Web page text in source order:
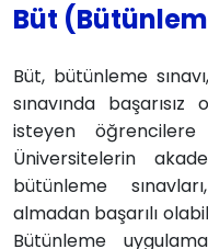
Büt
Büt, bütünleme
sınavında
isteyen öğrencilere
Üniversitelerin
bütünleme
almadan başarılı
Bütünleme